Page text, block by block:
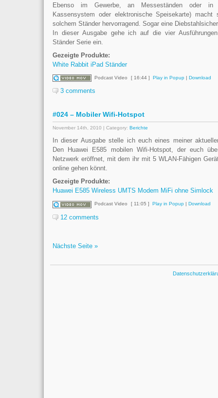
Ebenso im Gewerbe, an Messeständen oder in
Kassensystem oder elektronische Speisekarte)
solchem Ständer hervorragend. Sogar eine
In dieser Ausgabe gehe ich auf die vier
Ständer Serie ein.
Gezeigte Produkte:
White Rabbit iPad Ständer
Podcast Video [ 16:44 ] Play in Popup| Download
3 comments
#024 – Mobiler Wifi-Hotspot
November 14th, 2010 | Category: Berichte
In dieser Ausgabe stelle ich euch eines meiner
Den Huawei E585 mobilen Wifi-Hotspot, der euch
Netzwerk eröffnet, mit dem ihr mit 5 WLAN-Fähigen
online gehen könnt.
Gezeigte Produkte:
Huawei E585 Wireless UMTS Modem MiFi ohne Simlock
Podcast Video [ 11:05 ] Play in Popup| Download
12 comments
Nächste Seite »